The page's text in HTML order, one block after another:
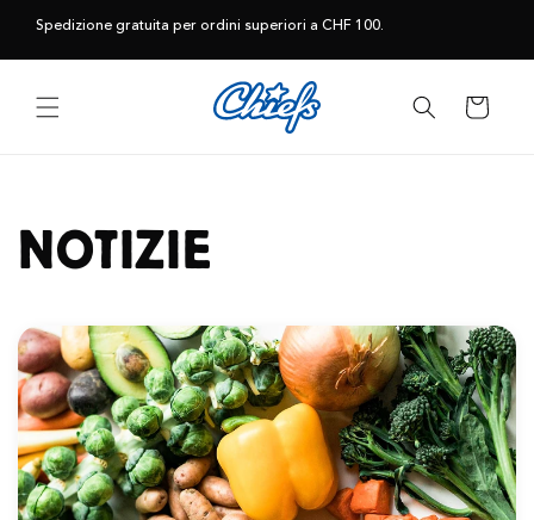
direttamente
Spedizione gratuita per ordini superiori a CHF 100.
Carrello
NOTIZIE